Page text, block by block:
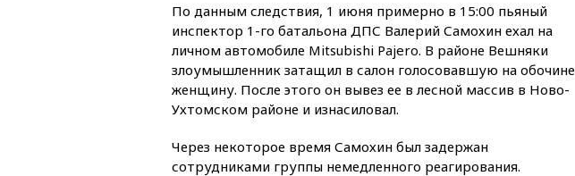
По данным следствия, 1 июня примерно в 15:00 пьяный
инспектор 1-го батальона ДПС Валерий Самохин ехал на
личном автомобиле Mitsubishi Pajero. В районе Вешняки
злоумышленник затащил в салон голосовавшую на обочине
женщину. После этого он вывез ее в лесной массив в Ново-
Ухтомском районе и изнасиловал.
Через некоторое время Самохин был задержан
сотрудниками группы немедленного реагирования.